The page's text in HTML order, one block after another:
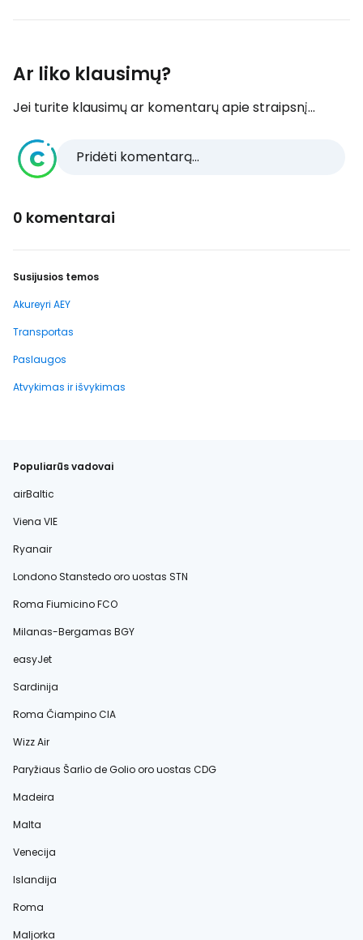
Ar liko klausimų?
Jei turite klausimų ar komentarų apie straipsnį...
Pridėti komentarą...
0 komentarai
Susijusios temos
Akureyri AEY
Transportas
Paslaugos
Atvykimas ir išvykimas
Populiarūs vadovai
airBaltic
Viena VIE
Ryanair
Londono Stanstedo oro uostas STN
Roma Fiumicino FCO
Milanas-Bergamas BGY
easyJet
Sardinija
Roma Čiampino CIA
Wizz Air
Paryžiaus Šarlio de Golio oro uostas CDG
Madeira
Malta
Venecija
Islandija
Roma
Maljorka